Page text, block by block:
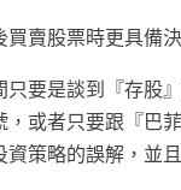
買賣股票時更具備
只要是談到『存股
，或者只要跟『巴
資策略的誤解，並